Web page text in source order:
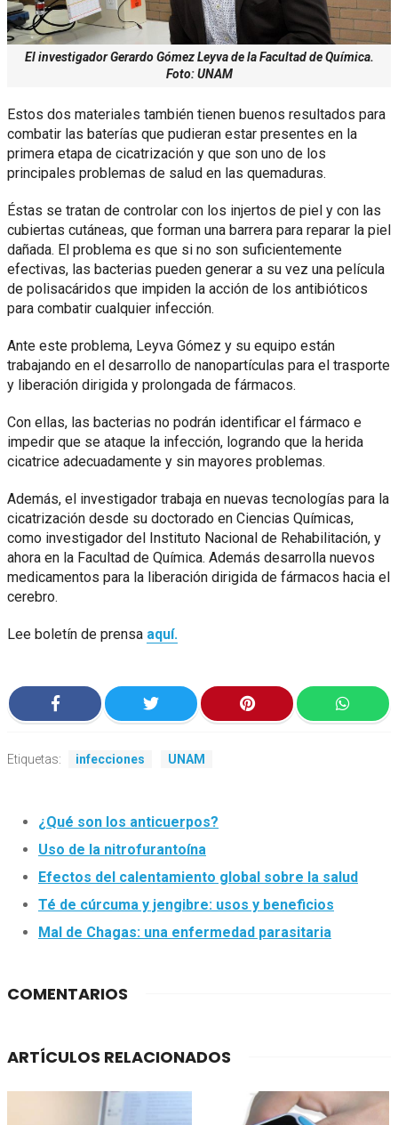
El investigador Gerardo Gómez Leyva de la Facultad de Química.
Foto: UNAM
Estos dos materiales también tienen buenos resultados para
combatir las baterías que pudieran estar presentes en la
primera etapa de cicatrización y que son uno de los
principales problemas de salud en las quemaduras.
Éstas se tratan de controlar con los injertos de piel y con las
cubiertas cutáneas, que forman una barrera para reparar la piel
dañada. El problema es que si no son suficientemente
efectivas, las bacterias pueden generar a su vez una película
de polisacáridos que impiden la acción de los antibióticos
para combatir cualquier infección.
Ante este problema, Leyva Gómez y su equipo están
trabajando en el desarrollo de nanopartículas para el trasporte
y liberación dirigida y prolongada de fármacos.
Con ellas, las bacterias no podrán identificar el fármaco e
impedir que se ataque la infección, logrando que la herida
cicatrice adecuadamente y sin mayores problemas.
Además, el investigador trabaja en nuevas tecnologías para la
cicatrización desde su doctorado en Ciencias Químicas,
como investigador del Instituto Nacional de Rehabilitación, y
ahora en la Facultad de Química. Además desarrolla nuevos
medicamentos para la liberación dirigida de fármacos hacia el
cerebro.
Lee boletín de prensa aquí.
Etiquetas: infecciones UNAM
¿Qué son los anticuerpos?
Uso de la nitrofurantoína
Efectos del calentamiento global sobre la salud
Té de cúrcuma y jengibre: usos y beneficios
Mal de Chagas: una enfermedad parasitaria
COMENTARIOS
ARTÍCULOS RELACIONADOS